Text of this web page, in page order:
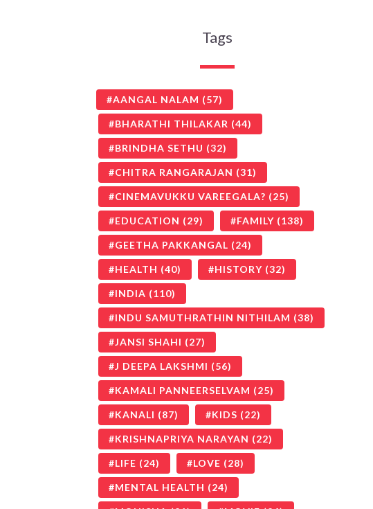
Tags
AANGAL NALAM (57)
BHARATHI THILAKAR (44)
BRINDHA SETHU (32)
CHITRA RANGARAJAN (31)
CINEMAVUKKU VAREEGALA? (25)
EDUCATION (29) FAMILY (138)
GEETHA PAKKANGAL (24)
HEALTH (40) HISTORY (32)
INDIA (110)
INDU SAMUTHRATHIN NITHILAM (38)
JANSI SHAHI (27)
J DEEPA LAKSHMI (56)
KAMALI PANNEERSELVAM (25)
KANALI (87) KIDS (22)
KRISHNAPRIYA NARAYAN (22)
LIFE (24) LOVE (28)
MENTAL HEALTH (24)